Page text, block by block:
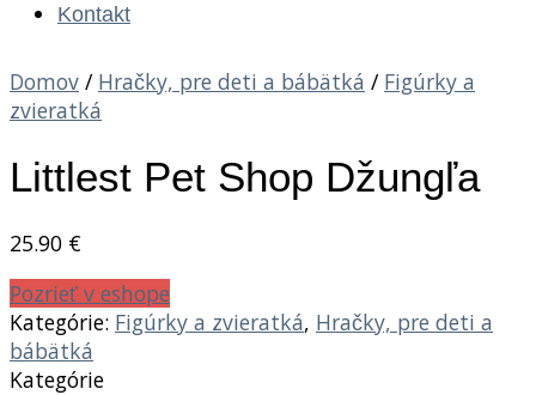
Kontakt
Domov / Hračky, pre deti a bábätká / Figúrky a
zvieratká
Littlest Pet Shop Džungľa
25.90 €
Pozrieť v eshope
Kategórie: Figúrky a zvieratká, Hračky, pre deti a
bábätká
Kategórie